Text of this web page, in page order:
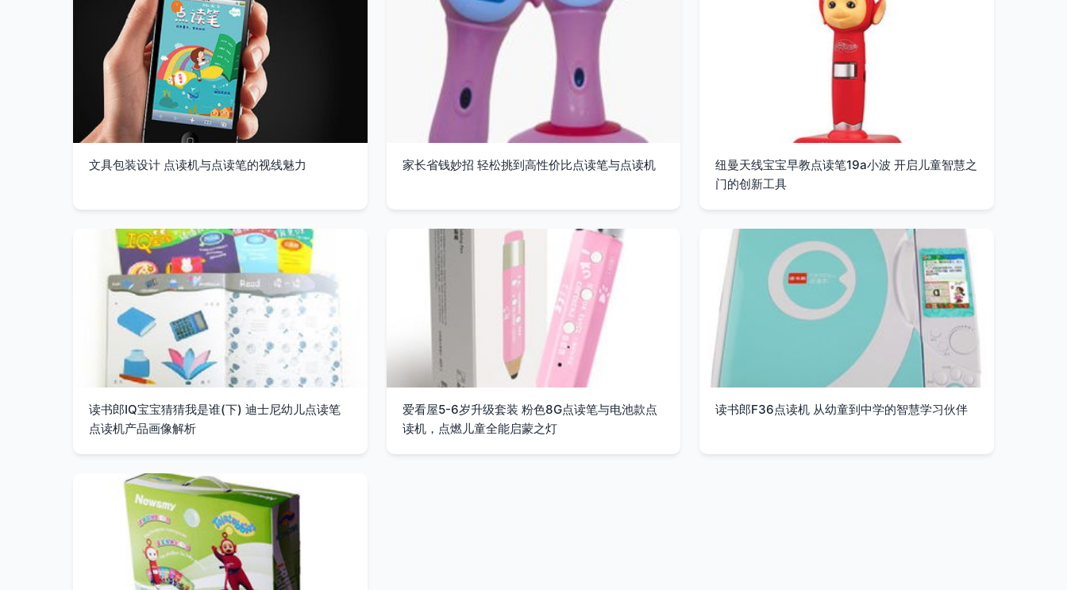
文具包装设计 点读机与点读笔的视线魅力 家长省钱妙招 轻松挑到高性价比点读笔与点读机
纽曼天线宝宝早教点读笔19a小波 开启儿童智慧之
门的创新工具
读书郎IQ宝宝猜猜我是谁(下) 迪士尼幼儿点读笔
点读机产品画像解析
爱看屋5-6岁升级套装 粉色8G点读笔与电池款点
读机，点燃儿童全能启蒙之灯
读书郎F36点读机 从幼童到中学的智慧学习伙伴